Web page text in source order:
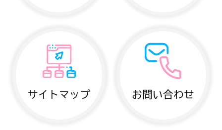
サイトマップ お問い合わせ